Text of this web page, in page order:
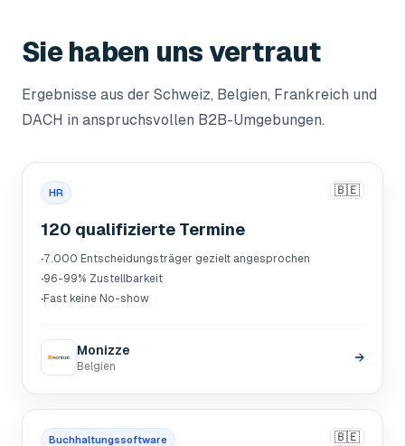
Sie haben uns vertraut
Ergebnisse aus der Schweiz, Belgien, Frankreich und
DACH in anspruchsvollen B2B-Umgebungen.
HR 🇧🇪
120 qualifizierte Termine
·7.000 Entscheidungsträger gezielt angesprochen
·96-99% Zustellbarkeit
·Fast keine No-show
Monizze
Belgien
→
Buchhaltungssoftware 🇧🇪